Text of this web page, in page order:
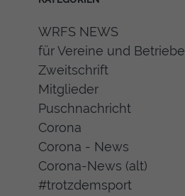
WRFS NEWS
für Vereine und Betriebe
Zweitschrift
Mitglieder
Puschnachricht
Corona
Corona - News
Corona-News (alt)
#trotzdemsport